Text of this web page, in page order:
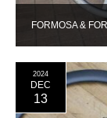
FORMOSA &
2024
DEC
13